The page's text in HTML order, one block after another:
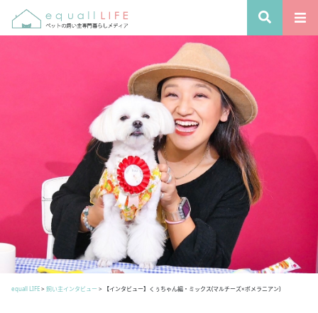
equall LIFE> 飼い主インタビュー > 【インタビュー】くぅちゃん編・ミックス(マルチーズ×ポメラニアン)